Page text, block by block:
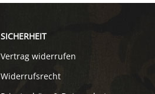
SICHERHEIT
Vertrag widerrufen
Widerrufsrecht